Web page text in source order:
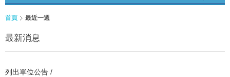
首頁 最近一週
最新消息
列出單位公告 /